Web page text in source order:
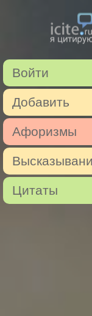
Войти
Добавить
Афоризмы
Цитаты